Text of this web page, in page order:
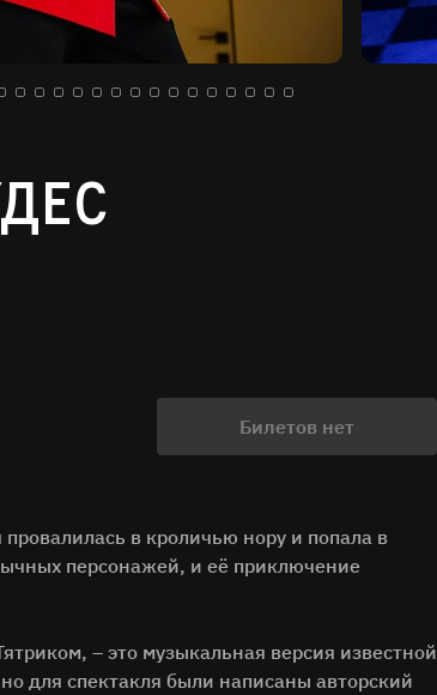
Билетов нет
в кроличью нору и попала в
персонажей, и её приключение
– это музыкальная версия известной
для спектакля были написаны авторский